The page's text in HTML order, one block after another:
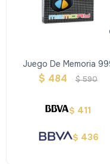
Juego De Memoria
$ 484 $ 590
$ 411
$ 436